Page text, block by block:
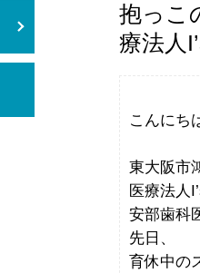
抱っこ
療法人
こんにち
東大阪市
医療法人
安部歯科
先日、
育休中の